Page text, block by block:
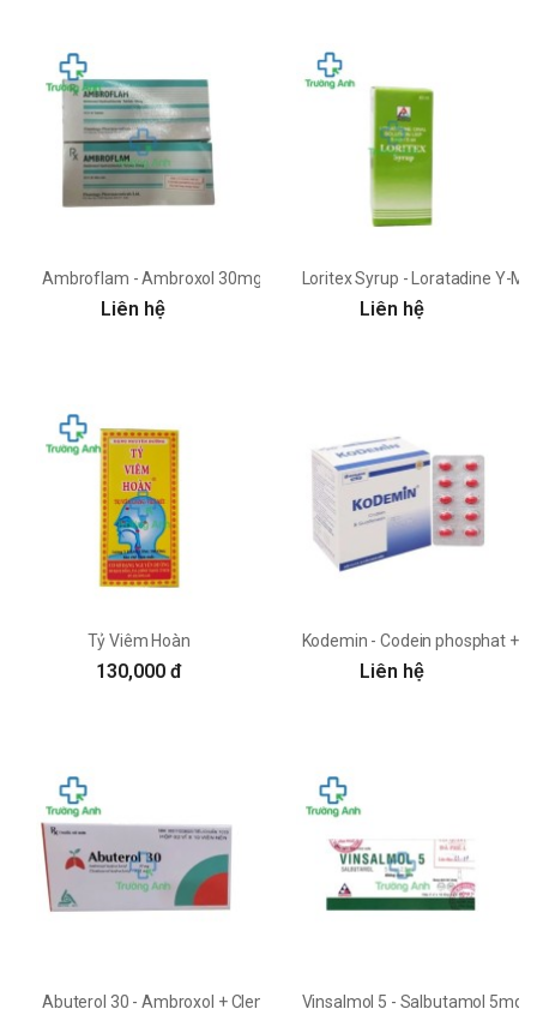
Ambroflam - Ambroxol 30mg Flamingo
Liên hệ
Loritex Syrup - Loratadine Y-
Liên hệ
Tỷ Viêm Hoàn
130,000 đ
Kodemin - Codein phosphat +
Liên hệ
Abuterol 30 - Ambroxol + Clenbuterol Meyer BPCVinsalmol 5 - Salbutamol 5mg/